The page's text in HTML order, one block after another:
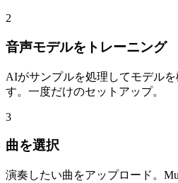
2
音声モデルをトレーニング
AIがサンプルを処理してモデルを
す。一度だけのセットアップ。
3
曲を選択
演奏したい曲をアップロード。